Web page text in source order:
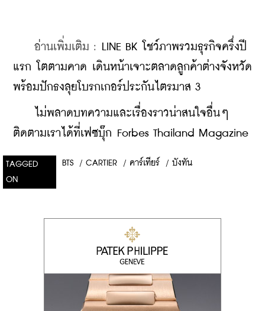
อ่านเพิ่มเติม :
LINE BK โชว์ภาพรวมธุรกิจครึ่งปี
แรก โตตามคาด เดินหน้าเจาะตลาดลูกค้าต่างจังหวัด
พร้อมปักธงลุยโบรกเกอร์ประกันไตรมาส 3
ไม่พลาดบทความและเรื่องราวน่าสนใจอื่นๆ
ติดตามเราได้ที่เฟซบุ๊ก Forbes Thailand Magazine
TAGGED
ON
BTS / CARTIER / คาร์เทียร์ / บังทัน